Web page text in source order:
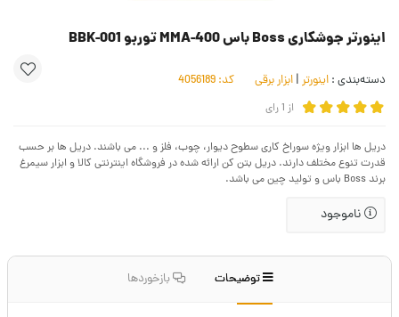
اینورتر جوشکاری Boss باس MMA-400 توربو BBK-001
دسته‌بندی : اینورتر | ابزار برقی کد:
از 1رای
دریل ها ابزار ویژه سوراخ کاری سطوح دیوار، چوب، فلز و ... می باشند. دریل ها بر حسب
قدرت تنوع مختلف دارند. دریل بتن کن ارائه شده در فروشگاه اینترنتی کالا و ابزار سیمرغ
برند Boss باس و تولید چین می باشد.
ناموجود
توضیحات بازخوردها